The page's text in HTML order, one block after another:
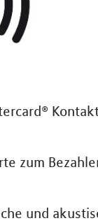
zum
und